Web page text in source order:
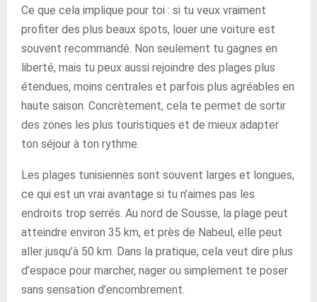
Ce que cela implique pour toi : si tu veux vraiment
profiter des plus beaux spots, louer une voiture est
souvent recommandé. Non seulement tu gagnes en
liberté, mais tu peux aussi rejoindre des plages plus
étendues, moins centrales et parfois plus agréables en
haute saison. Concrètement, cela te permet de sortir
des zones les plus touristiques et de mieux adapter
ton séjour à ton rythme.
Les plages tunisiennes sont souvent larges et longues,
ce qui est un vrai avantage si tu n’aimes pas les
endroits trop serrés. Au nord de Sousse, la plage peut
atteindre environ 35 km, et près de Nabeul, elle peut
aller jusqu’à 50 km. Dans la pratique, cela veut dire plus
d’espace pour marcher, nager ou simplement te poser
sans sensation d’encombrement.